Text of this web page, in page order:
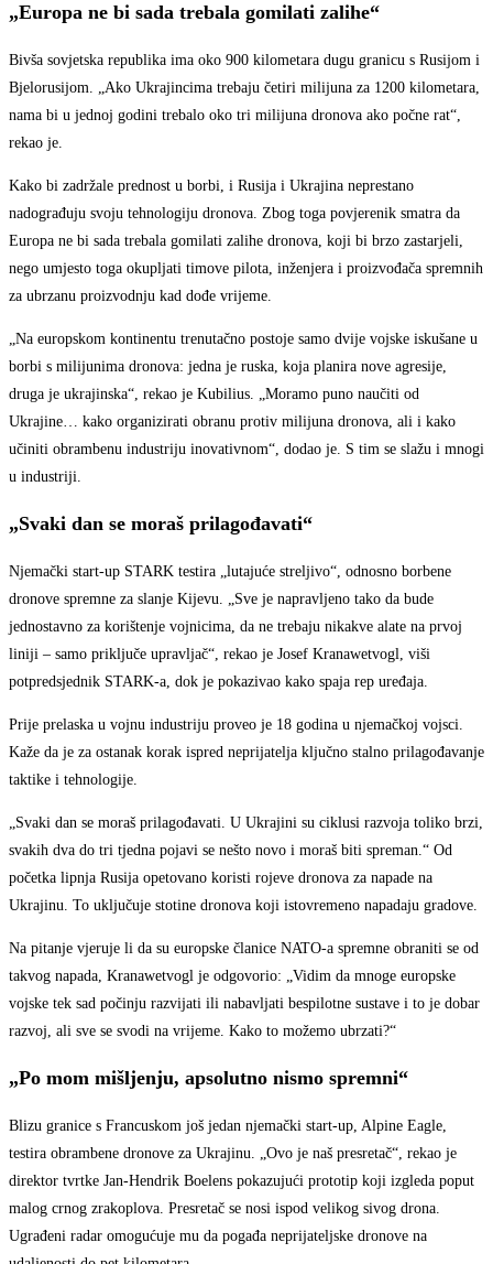
„Europa ne bi sada trebala gomilati zalihe“
Bivša sovjetska republika ima oko 900 kilometara dugu granicu s Rusijom i
Bjelorusijom. „Ako Ukrajincima trebaju četiri milijuna za 1200 kilometara,
nama bi u jednoj godini trebalo oko tri milijuna dronova ako počne rat“,
rekao je.
Kako bi zadržale prednost u borbi, i Rusija i Ukrajina neprestano
nadograđuju svoju tehnologiju dronova. Zbog toga povjerenik smatra da
Europa ne bi sada trebala gomilati zalihe dronova, koji bi brzo zastarjeli,
nego umjesto toga okupljati timove pilota, inženjera i proizvođača spremnih
za ubrzanu proizvodnju kad dođe vrijeme.
„Na europskom kontinentu trenutačno postoje samo dvije vojske iskušane u
borbi s milijunima dronova: jedna je ruska, koja planira nove agresije,
druga je ukrajinska“, rekao je Kubilius. „Moramo puno naučiti od
Ukrajine… kako organizirati obranu protiv milijuna dronova, ali i kako
učiniti obrambenu industriju inovativnom“, dodao je. S tim se slažu i mnogi
u industriji.
„Svaki dan se moraš prilagođavati“
Njemački start-up STARK testira „lutajuće streljivo“, odnosno borbene
dronove spremne za slanje Kijevu. „Sve je napravljeno tako da bude
jednostavno za korištenje vojnicima, da ne trebaju nikakve alate na prvoj
liniji – samo priključe upravljač“, rekao je Josef Kranawetvogl, viši
potpredsjednik STARK-a, dok je pokazivao kako spaja rep uređaja.
Prije prelaska u vojnu industriju proveo je 18 godina u njemačkoj vojsci.
Kaže da je za ostanak korak ispred neprijatelja ključno stalno prilagođavanje
taktike i tehnologije.
„Svaki dan se moraš prilagođavati. U Ukrajini su ciklusi razvoja toliko brzi,
svakih dva do tri tjedna pojavi se nešto novo i moraš biti spreman.“ Od
početka lipnja Rusija opetovano koristi rojeve dronova za napade na
Ukrajinu. To uključuje stotine dronova koji istovremeno napadaju gradove.
Na pitanje vjeruje li da su europske članice NATO-a spremne obraniti se od
takvog napada, Kranawetvogl je odgovorio: „Vidim da mnoge europske
vojske tek sad počinju razvijati ili nabavljati bespilotne sustave i to je dobar
razvoj, ali sve se svodi na vrijeme. Kako to možemo ubrzati?“
„Po mom mišljenju, apsolutno nismo spremni“
Blizu granice s Francuskom još jedan njemački start-up, Alpine Eagle,
testira obrambene dronove za Ukrajinu. „Ovo je naš presretač“, rekao je
direktor tvrtke Jan-Hendrik Boelens pokazujući prototip koji izgleda poput
malog crnog zrakoplova. Presretač se nosi ispod velikog sivog drona.
Ugrađeni radar omogućuje mu da pogađa neprijateljske dronove na